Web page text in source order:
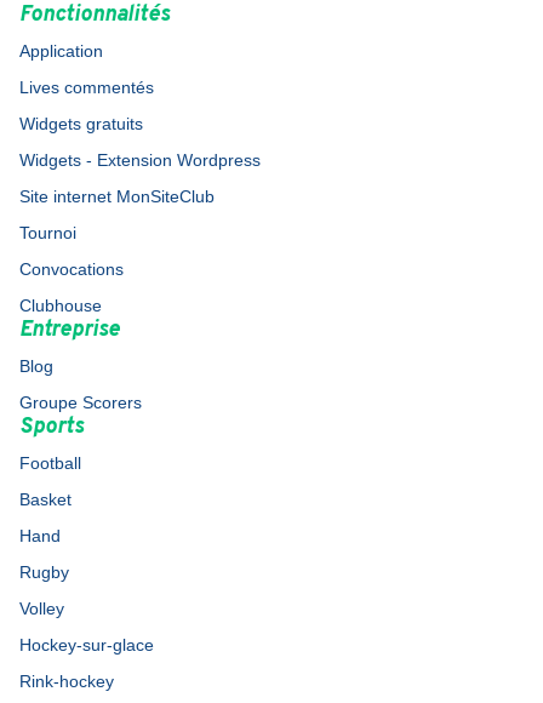
Fonctionnalités
Application
Lives commentés
Widgets gratuits
Widgets - Extension Wordpress
Site internet MonSiteClub
Tournoi
Convocations
Clubhouse
Entreprise
Blog
Groupe Scorers
Sports
Football
Basket
Hand
Rugby
Volley
Hockey-sur-glace
Rink-hockey